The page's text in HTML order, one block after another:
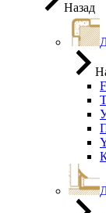
Назад